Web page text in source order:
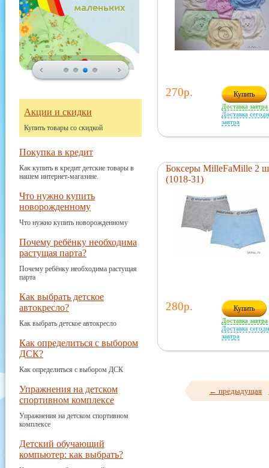
Акции и скидки
Купить товары со скидкой
Покупка в кредит
Как купить в кредит детские товары в
нашем интернет-магазине.
Что нужно купить
новорожденному
Что нужно купить новорожденному
Почему ребёнку необходима
растущая парта?
Почему ребёнку необходима растущая
парта
Как выбрать детское
автокресло?
Как выбрать детское автокресло
Как определиться с выбором
ДСК?
Как определиться с выбором ДСК
Упражнения на детском
спортивном комплексе
Упражнения на детском спортивном
комплексе
Детский обучающий
компьютер: как выбрать?
270р. Купить
Доставка завтра
Доставка
завтра
Боксеры MilleFaMille 2
(1018-31)
280р. Купить
Доставка завтра
Доставка
завтра
← предыдущая